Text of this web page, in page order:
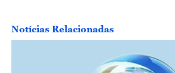
Notícias Relacionadas